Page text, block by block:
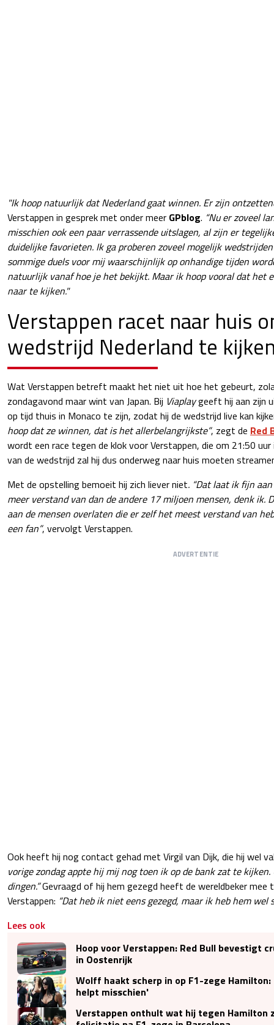
"Ik hoop natuurlijk dat Nederland gaat winnen. Er zijn
Verstappen in gesprek met onder meer GPblog. “Nu er zoveel
misschien ook een paar verrassende uitslagen, al zijn er
duidelijke favorieten. Ik ga proberen zoveel mogelijk
sommige duels voor mij waarschijnlijk op onhandige tijden
natuurlijk vanaf hoe je het bekijkt. Maar ik hoop vooral dat het
naar te kijken."
Verstappen racet naar huis
wedstrijd Nederland te
Wat Verstappen betreft maakt het niet uit hoe het gebeurt,
zondagavond maar wint van Japan. Bij Viaplaygeeft hij aan zijn
op tijd thuis in Monaco te zijn, zodat hij de wedstrijd live kan
hoop dat ze winnen, dat is het allerbelangrijkste”, zegt de Red
wordt een race tegen de klok voor Verstappen, die om 21:50
van de wedstrijd zal hij dus onderweg naar huis moeten
Met de opstelling bemoeit hij zich liever niet. “Dat laat ik fijn
meer verstand van dan de andere 17 miljoen mensen, denk ik.
aan de mensen overlaten die er zelf het meest verstand van
een fan”, vervolgt Verstappen.
ADVERTENTIE
Ook heeft hij nog contact gehad met Virgil van Dijk, die hij wel
vorige zondag appte hij mij nog toen ik op de bank zat te
dingen.”Gevraagd of hij hem gezegd heeft de wereldbeker mee
Verstappen: “Dat heb ik niet eens gezegd, maar ik heb hem wel
Lees ook
Hoop voor Verstappen: Red Bull bevestigt
in Oostenrijk
Wolff haakt scherp in op F1-zege
helpt misschien'
Verstappen onthult wat hij tegen Hamilton